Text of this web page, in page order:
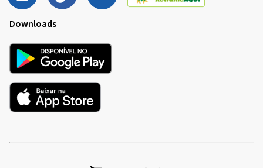
Downloads